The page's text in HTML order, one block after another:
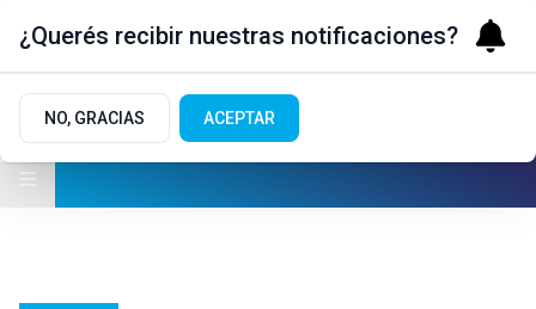
¿Querés recibir nuestras notificaciones?
NO, GRACIAS ACEPTAR